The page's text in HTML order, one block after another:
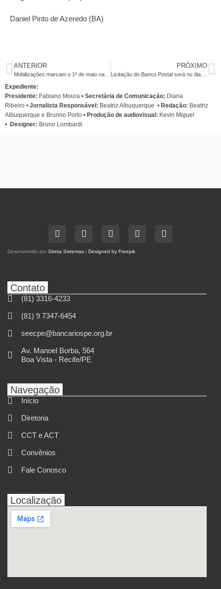
Daniel Pinto de Azeredo (BA)
ANTERIOR
Mobilizações marcam o 1º de maio na América Latina
PRÓXIMO
Licitação do Banco Postal será no dia 31
Expediente:
Presidente: Fabiano Moura • Secretária de Comunicação: Diana
Ribeiro • Jornalista Responsável: Beatriz Albuquerque • Redação: Beatriz
Albuquerque e Brunno Porto • Produção de audiovisual: Kevin Miguel
• Designer: Bruno Lombardi
Desenvolvido por Direta Sistemas | Designed by Freepik
Contato
(81) 3316-4233
(81) 9 7347-6454
seecpe@bancariospe.org.br
Av. Manoel Borba, 564
Boa Vista - Recife/PE
Navegação
Início
Diretoria
CCT e ACT
Convênios
Fale Conosco
Localização